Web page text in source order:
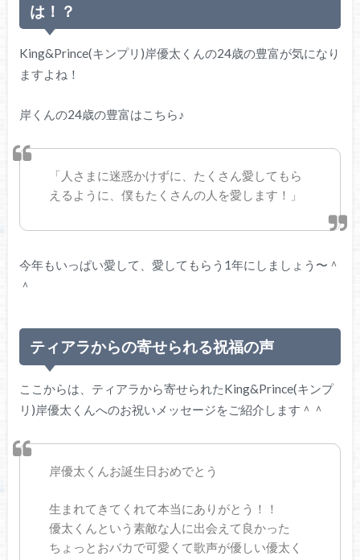
は！？
King&Prince(キンプリ)岸優太くんの24歳の豊富が気になり
ますよね！
岸くんの24歳の豊富はこちら♪
「人さまに迷惑かけずに、たくさん愛してもら
えるように、僕もたくさんの人を愛します！」
今年もいっぱい愛して、愛してもらう1年にしましょう〜＾
＾
ティアラからの寄せられる祝福の声
ここからは、ティアラから寄せられたKing&Prince(キンプ
リ)岸優太くんへのお祝いメッセージをご紹介します＾＾
岸優太くんお誕生日おめでとう
生まれてきてくれて本当にありがとう！！
優太くんという素敵な人に出会えて良かった
ちょっとおバカで可愛くて歌声が優しい優太く